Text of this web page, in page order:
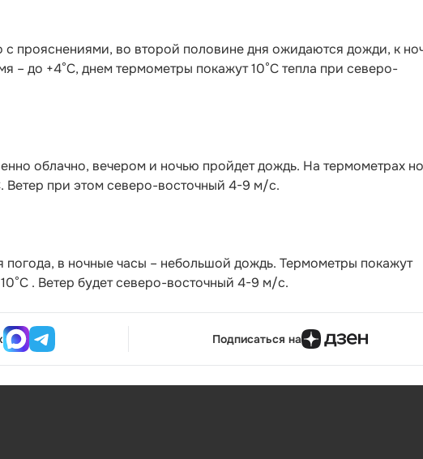
с прояснениями, во второй половине дня ожидаются дожди, к
– до +4°С, днем термометры покажут 10°С тепла при северо-
облачно, вечером и ночью пройдет дождь. На термометрах
Ветер при этом северо-восточный 4-9 м/с.
в ночные часы – небольшой дождь. Термометры покажут
. Ветер будет северо-восточный 4-9 м/с.
Подписаться на